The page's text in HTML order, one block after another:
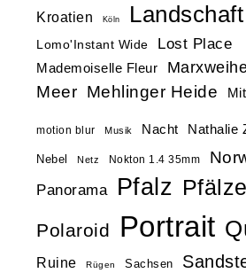
Kroatien Köln Landschaft
Lomo'Instant Wide Lost Place
Mademoiselle Fleur
Meer Mehlinger Heide
motion blur Musik Nacht Nathalie
Nebel Netz Nokton 1.4 35mm
Panorama Pfalz
Polaroid Portrait
Ruine Rügen Sachsen